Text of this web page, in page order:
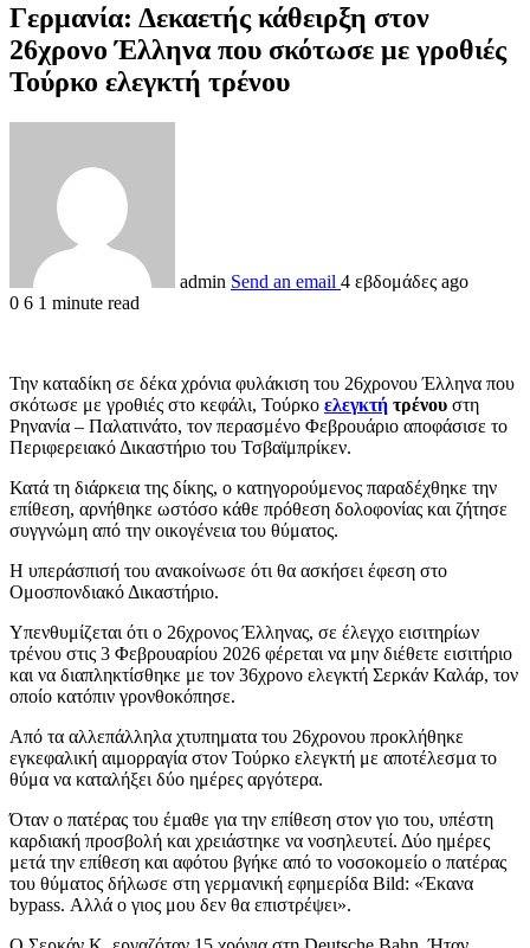
Γερμανία: Δεκαετής κάθειρξη στον
26χρονο Έλληνα που σκότωσε με γροθιές
Τούρκο ελεγκτή τρένου
admin Send an email 4 εβδομάδες ago
0 6 1 minute read
Την καταδίκη σε δέκα χρόνια φυλάκιση του 26χρονου Έλληνα που
σκότωσε με γροθιές στο κεφάλι, Τούρκο ελεγκτή τρένου στη
Ρηνανία – Παλατινάτο, τον περασμένο Φεβρουάριο αποφάσισε το
Περιφερειακό Δικαστήριο του Τσβαϊμπρίκεν.
Κατά τη διάρκεια της δίκης, ο κατηγορούμενος παραδέχθηκε την
επίθεση, αρνήθηκε ωστόσο κάθε πρόθεση δολοφονίας και ζήτησε
συγγνώμη από την οικογένεια του θύματος.
Η υπεράσπισή του ανακοίνωσε ότι θα ασκήσει έφεση στο
Ομοσπονδιακό Δικαστήριο.
Υπενθυμίζεται ότι ο 26χρονος Έλληνας, σε έλεγχο εισιτηρίων
τρένου στις 3 Φεβρουαρίου 2026 φέρεται να μην διέθετε εισιτήριο
και να διαπληκτίσθηκε με τον 36χρονο ελεγκτή Σερκάν Καλάρ, τον
οποίο κατόπιν γρονθοκόπησε.
Από τα αλλεπάλληλα χτυπηματα του 26χρονου προκλήθηκε
εγκεφαλική αιμορραγία στον Τούρκο ελεγκτή με αποτέλεσμα το
θύμα να καταλήξει δύο ημέρες αργότερα.
Όταν ο πατέρας του έμαθε για την επίθεση στον γιο του, υπέστη
καρδιακή προσβολή και χρειάστηκε να νοσηλευτεί. Δύο ημέρες
μετά την επίθεση και αφότου βγήκε από το νοσοκομείο ο πατέρας
του θύματος δήλωσε στη γερμανική εφημερίδα Bild: «Έκανα
bypass. Αλλά ο γιος μου δεν θα επιστρέψει».